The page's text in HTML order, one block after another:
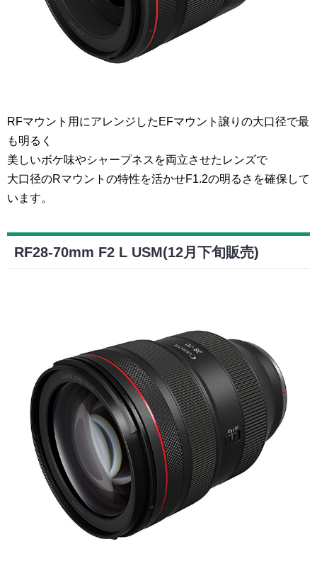
RFマウント用にアレンジしたEFマウント譲りの大口径で最
も明るく
美しいボケ味やシャープネスを両立させたレンズで
大口径のRマウントの特性を活かせF1.2の明るさを確保して
います。
RF28-70mm F2 L USM(12月下旬販売)